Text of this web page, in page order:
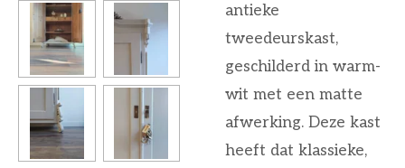
antieke
tweedeurskast,
geschilderd in warm-
wit met een matte
afwerking. Deze kast
heeft dat klassieke,